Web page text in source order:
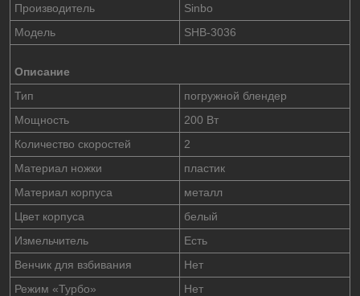
Производитель
Sinbo
Модель
SHB-3036
Описание
Тип
погружной блендер
Мощность
200 Вт
Количество скоростей
2
Материал ножки
пластик
Материал корпуса
металл
Цвет корпуса
белый
Измельчитель
Есть
Венчик для взбивания
Нет
Режим «Турбо»
Нет